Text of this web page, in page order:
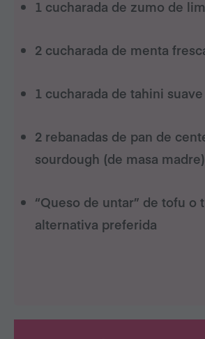
1 cucharada de zumo de
2 cucharada de menta
1 cucharada de tahini suave
2 rebanadas de pan de
sourdough (de masa
“Queso de untar” de tofu o
alternativa preferida